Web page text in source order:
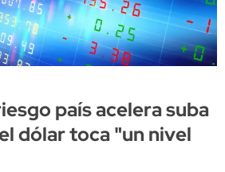
país acelera suba
dólar toca "un nivel